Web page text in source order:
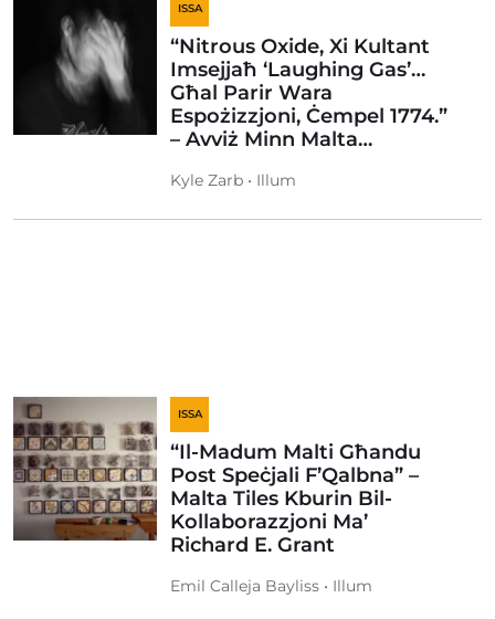
ISSA
“Nitrous Oxide, Xi Kultant
Imsejjaħ ‘Laughing Gas’…
Għal Parir Wara
Espożizzjoni, Ċempel 1774.”
– Avviż Minn Malta…
Kyle Zarb • Illum
ISSA
“Il-Madum Malti Għandu
Post Speċjali F’Qalbna” –
Malta Tiles Kburin Bil-
Kollaborazzjoni Ma’
Richard E. Grant
Emil Calleja Bayliss • Illum